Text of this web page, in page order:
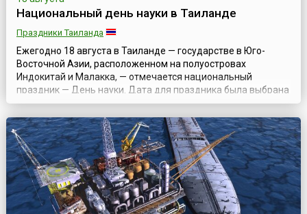
Национальный день науки в Таиланде
Праздники Таиланда
Ежегодно 18 августа в Таиланде — государстве в Юго-
Восточной Азии, расположенном на полуостровах
Индокитай и Малакка, — отмечается национальный
праздник — День науки. Дата для праздника была выбрана
не случайно и посвящена годовщине предсказания и
наблюдения королем Монгкутом (Рама IV) солнечного
затмения в 1868 году. Сам правитель в 1982 году был
назван «отцом науки Таиланда», и тогда же было...